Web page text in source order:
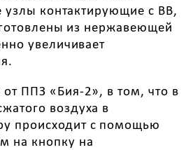
узлы контактирующие с ВВ,
из нержавеющей
увеличивает
ППЗ «Бия-2», в том, что в
воздуха в
происходит с помощью
на кнопку на